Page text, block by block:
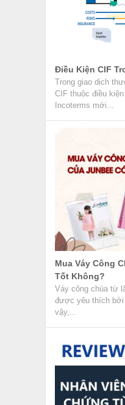
Điều Kiện CIF
Trong giao dịch
CIF thuộc điều
Incoterms mới...
Mua Váy Công
Tốt Không?
Váy công chúa từ
được yêu thích bởi
vậy,...